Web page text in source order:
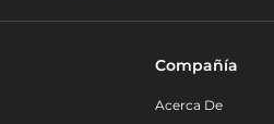
Compañía
Acerca De